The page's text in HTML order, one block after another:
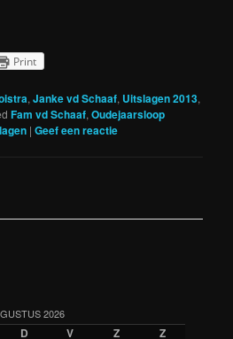
Print
,Janke vd Schaaf, Uitslagen 2013,
Fam vd Schaaf,Oudejaarsloop
|Geef een reactie
2026
D V Z Z